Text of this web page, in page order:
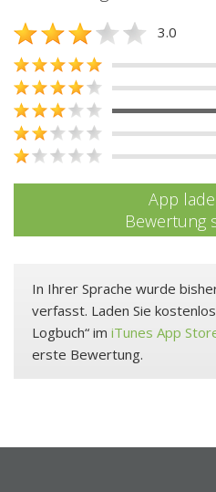
3.0
App
Bewertung
In Ihrer Sprache wurde
verfasst. Laden Sie
Logbuch“ im iTunes App
erste Bewertung.